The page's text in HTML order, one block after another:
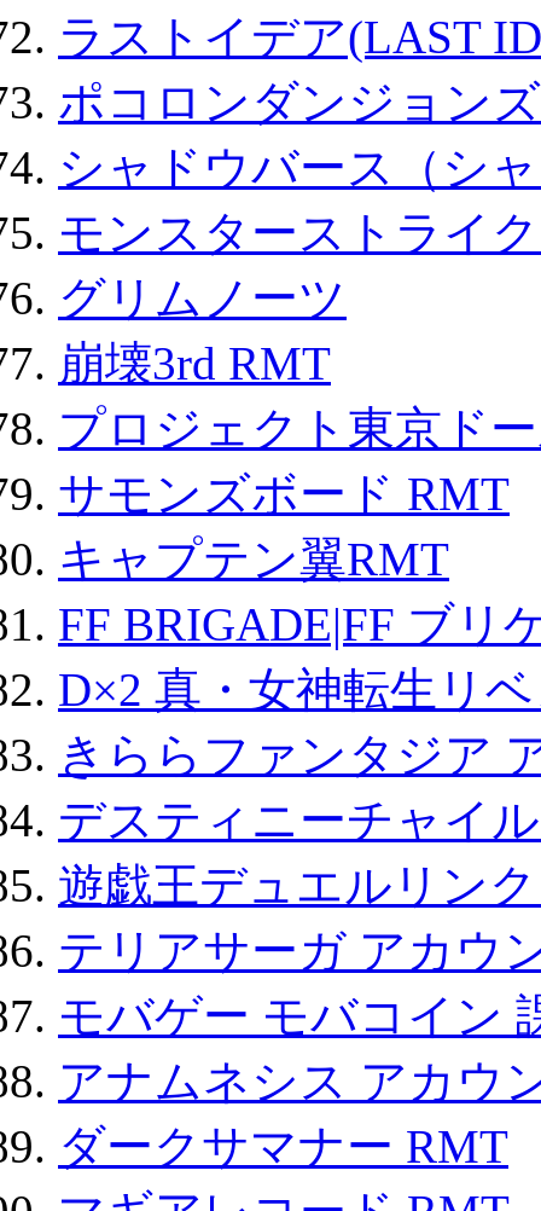
ラストイデア(LAST
ポコロンダンジョン
シャドウバース（シ
モンスターストライ
グリムノーツ
崩壊3rd RMT
プロジェクト東京ド
サモンズボード RMT
キャプテン翼RMT
FF BRIGADE|FF ブリ
D×2 真・女神転生リ
きららファンタジア
デスティニーチャイ
遊戯王デュエルリン
テリアサーガ アカウ
モバゲー モバコイン
アナムネシス アカウ
ダークサマナー RMT